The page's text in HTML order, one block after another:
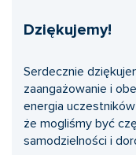
Dziękujemy!
Serdecznie
zaangażowanie i
energia uczestników
że mogliśmy być
samodzielności i